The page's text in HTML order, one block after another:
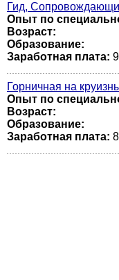
Гид,
Опыт по
Возраст:
Образование:
Заработная плата:
Горничная на
Опыт по
Возраст:
Образование:
Заработная плата: